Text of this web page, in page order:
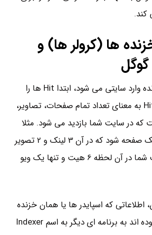
ها (کرولر ها) و
وقتی که یک خزنده وارد سایتی می شود، ابتدا Hit ها را
بررسی می کند. Hit به معنای تعداد تمام صفحات، تصاویر،
که در سایت شما بازدید می شود. مثلا
اگر کاربری وارد یک صفحه شود که در آن 3 لینک و 2 تصویر
وجود دارد، سایت شما در آن لحظه 6 هیت و تنها یک ویو
که اسپایدر ها یا همان خزنده
ها جمع آوری نموده اند به برنامه ای دیگر به اسم Indexer